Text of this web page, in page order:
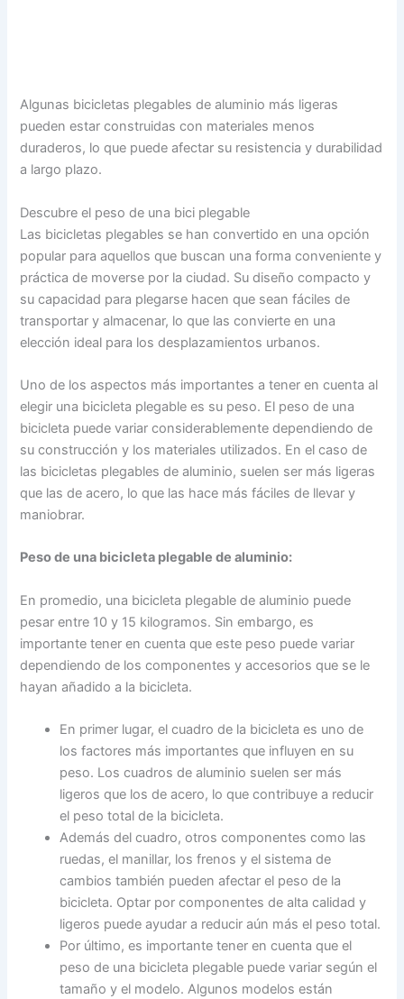
Algunas bicicletas plegables de aluminio más ligeras
pueden estar construidas con materiales menos
duraderos, lo que puede afectar su resistencia y durabilidad
a largo plazo.
Descubre el peso de una bici plegable
Las bicicletas plegables se han convertido en una opción
popular para aquellos que buscan una forma conveniente y
práctica de moverse por la ciudad. Su diseño compacto y
su capacidad para plegarse hacen que sean fáciles de
transportar y almacenar, lo que las convierte en una
elección ideal para los desplazamientos urbanos.
Uno de los aspectos más importantes a tener en cuenta al
elegir una bicicleta plegable es su peso. El peso de una
bicicleta puede variar considerablemente dependiendo de
su construcción y los materiales utilizados. En el caso de
las bicicletas plegables de aluminio, suelen ser más ligeras
que las de acero, lo que las hace más fáciles de llevar y
maniobrar.
Peso de una bicicleta plegable de aluminio:
En promedio, una bicicleta plegable de aluminio puede
pesar entre 10 y 15 kilogramos. Sin embargo, es
importante tener en cuenta que este peso puede variar
dependiendo de los componentes y accesorios que se le
hayan añadido a la bicicleta.
En primer lugar, el cuadro de la bicicleta es uno de
los factores más importantes que influyen en su
peso. Los cuadros de aluminio suelen ser más
ligeros que los de acero, lo que contribuye a reducir
el peso total de la bicicleta.
Además del cuadro, otros componentes como las
ruedas, el manillar, los frenos y el sistema de
cambios también pueden afectar el peso de la
bicicleta. Optar por componentes de alta calidad y
ligeros puede ayudar a reducir aún más el peso total.
Por último, es importante tener en cuenta que el
peso de una bicicleta plegable puede variar según el
tamaño y el modelo. Algunos modelos están